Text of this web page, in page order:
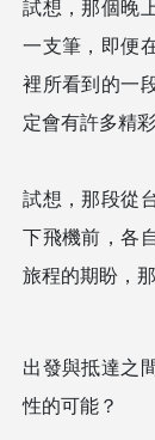
試想，那個晚
一支筆，即便
裡所看到的一
定會有許多精彩
試想，那段從
下飛機前，各
旅程的期盼，
出發與抵達之
性的可能？